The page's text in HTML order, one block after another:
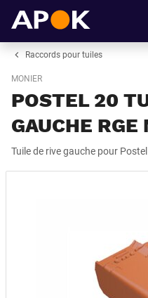
Raccords pour tuiles
MONIER
POSTEL 20
GAUCHE RGE
Tuile de rive gauche pour